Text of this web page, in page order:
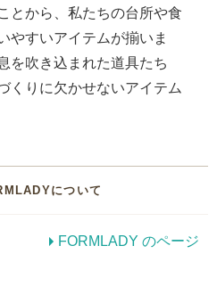
とから、私たちの台所や食
やすいアイテムが揃いま
を吹き込まれた道具たち
くりに欠かせないアイテム
について
FORMLADY のページ